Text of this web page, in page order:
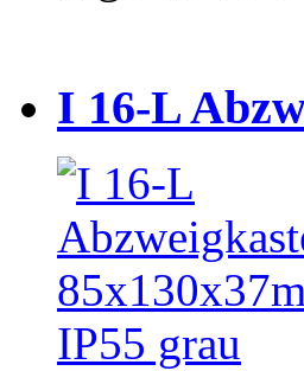
I 16-L